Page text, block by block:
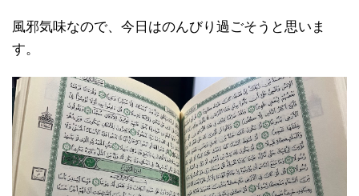
風邪気味なので、今日はのんびり過ごそうと思いま
す。